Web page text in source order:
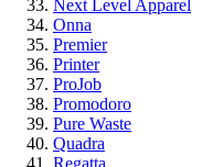
Next Level Apparel
Onna
Premier
Printer
ProJob
Promodoro
Pure Waste
Quadra
Regatta